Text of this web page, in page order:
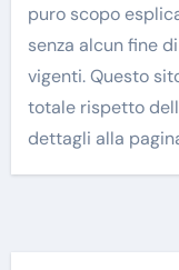
puro scopo
senza alcun fine
vigenti. Questo
totale rispetto
dettagli alla